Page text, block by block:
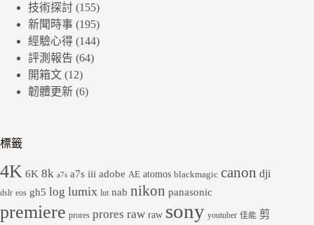
技術探討 (155)
新聞時事 (195)
經驗心得 (144)
評測報告 (64)
開箱文 (12)
韌體更新 (6)
標籤
4K 6K 8k a7s a7s iii adobe AE atomos blackmagic canon dji
dslr eos gh5 log lumix lut nab nikon panasonic
premiere prores prores raw raw sony youtuber 佳能 剪